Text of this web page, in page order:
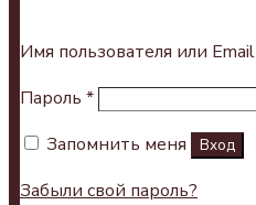
Имя пользователя или Email
Пароль *
Запомнить меня
Вход
Забыли свой пароль?